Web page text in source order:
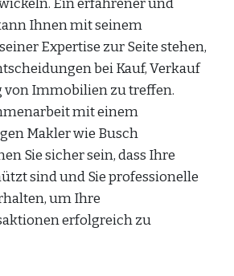
Ein erfahrener und
Ihnen mit seinem
Expertise zur Seite stehen,
bei Kauf, Verkauf
von Immobilien zu treffen.
mit einem
Makler wie Busch
Sie sicher sein, dass Ihre
sind und Sie professionelle
um Ihre
erfolgreich zu